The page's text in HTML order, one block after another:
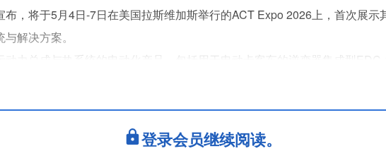
布，将于5月4日-7日在美国拉斯维加斯举行的ACT Expo 2026上，首次展示
解决方案。
动力总成与热系统的电动化产品，包括用于电动卡客车的逆变器集成型
Safety 360（VSS360）....
登录会员继续阅读。